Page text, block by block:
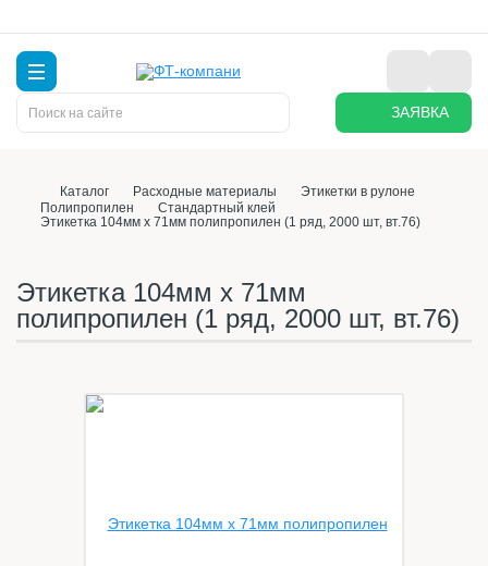
ЗАЯВКА
Каталог Расходные материалы
Этикетки в рулоне
Полипропилен
Стандартный клей
Этикетка 104мм х 71мм полипропилен (1 ряд, 2000 шт, вт.76)
Этикетка 104мм х 71мм
полипропилен (1 ряд, 2000 шт, вт.76)